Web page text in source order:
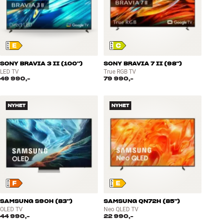
SONY BRAVIA 3 II (100")
LED TV
49 990,-
SONY BRAVIA 7 II (98")
True RGB TV
79 990,-
NYHET
SAMSUNG S90H (83")
OLED TV
44 990,-
NYHET
SAMSUNG QN72H (85")
Neo QLED TV
22 990,-